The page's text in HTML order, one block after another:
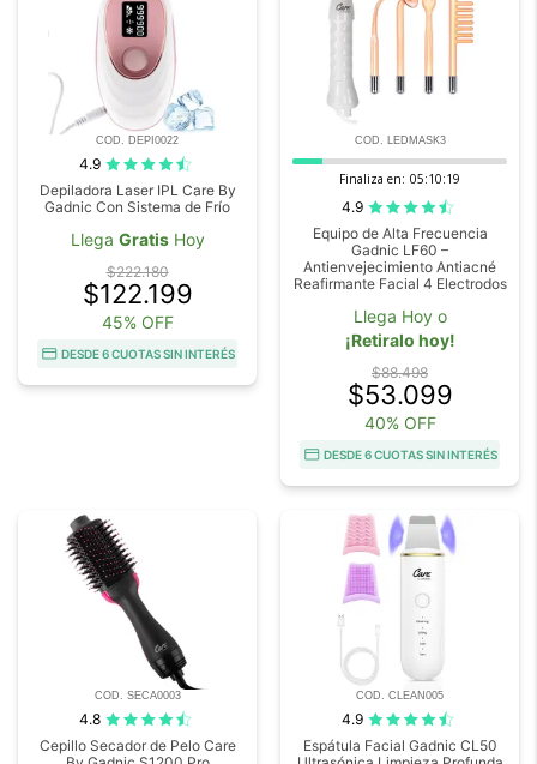
COD. DEPI0022
4.9
Depiladora Laser IPL Care By
Gadnic Con Sistema de Frío
Llega GratisHoy
$222.180
$122.199
45% OFF
DESDE 6 CUOTAS SIN INTERÉS
COD. LEDMASK3
Finaliza en: 05:10:18
4.9
Equipo de Alta Frecuencia
Gadnic LF60 –
Antienvejecimiento Antiacné
Reafirmante Facial 4 Electrodos
Llega Hoy o
¡Retiralo hoy!
$88.498
$53.099
40% OFF
DESDE 6 CUOTAS SIN INTERÉS
COD. SECA0003
4.8
Cepillo Secador de Pelo Care
COD. CLEAN005
4.9
Espátula Facial Gadnic CL50